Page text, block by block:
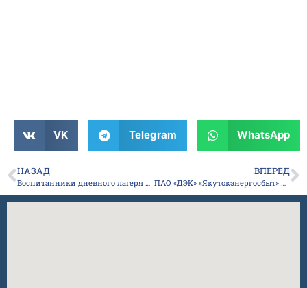
VK Telegram WhatsApp
НАЗАД ВПЕРЕД